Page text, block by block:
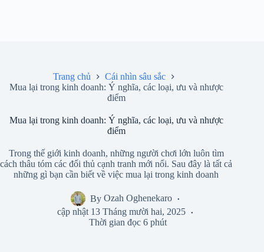
Trang chủ
Cái nhìn sâu sắc
Mua lại trong kinh doanh: Ý nghĩa, các loại, ưu và nhược
điểm
Mua lại trong kinh doanh: Ý nghĩa, các loại, ưu và nhược
điểm
Trong thế giới kinh doanh, những người chơi lớn luôn tìm
cách thâu tóm các đối thủ cạnh tranh mới nổi. Sau đây là tất cả
những gì bạn cần biết về việc mua lại trong kinh doanh
By Ozah Oghenekaro
cập nhật 13 Tháng mười hai, 2025
Thời gian đọc 6 phút